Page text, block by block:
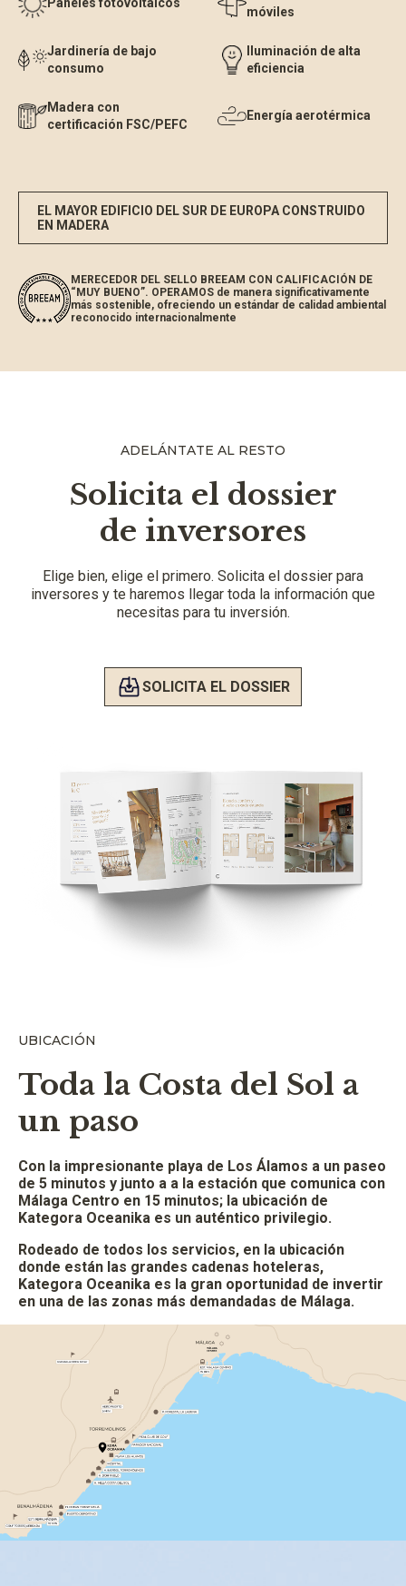
Paneles fotovoltaicos
móviles
Jardinería de bajo
consumo
Iluminación de alta
eficiencia
Madera con
certificación FSC/PEFC
Energía aerotérmica
EL MAYOR EDIFICIO DEL SUR DE EUROPA CONSTRUIDO
EN MADERA
MERECEDOR DEL SELLO BREEAM CON CALIFICACIÓN DE
“MUY BUENO”. OPERAMOS de manera significativamente
más sostenible, ofreciendo un estándar de calidad ambiental
reconocido internacionalmente
ADELÁNTATE AL RESTO
Solicita el dossier
de inversores
Elige bien, elige el primero. Solicita el dossier para
inversores y te haremos llegar toda la información que
necesitas para tu inversión.
SOLICITA EL DOSSIER
UBICACIÓN
Toda la Costa del Sol a
un paso
Con la impresionante playa de Los Álamos a un paseo
de 5 minutos y junto a a la estación que comunica con
Málaga Centro en 15 minutos; la ubicación de
Kategora Oceanika es un auténtico privilegio.
Rodeado de todos los servicios, en la ubicación
donde están las grandes cadenas hoteleras,
Kategora Oceanika es la gran oportunidad de invertir
en una de las zonas más demandadas de Málaga.